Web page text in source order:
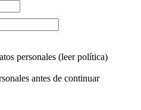
personales (leer política)
antes de continuar